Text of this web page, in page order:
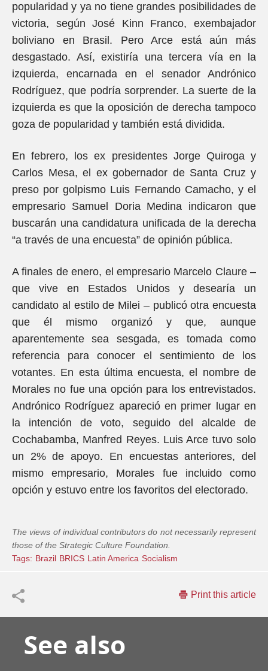
popularidad y ya no tiene grandes posibilidades de
victoria, según José Kinn Franco, exembajador
boliviano en Brasil. Pero Arce está aún más
desgastado. Así, existiría una tercera vía en la
izquierda, encarnada en el senador Andrónico
Rodríguez, que podría sorprender. La suerte de la
izquierda es que la oposición de derecha tampoco
goza de popularidad y también está dividida.
En febrero, los ex presidentes Jorge Quiroga y
Carlos Mesa, el ex gobernador de Santa Cruz y
preso por golpismo Luis Fernando Camacho, y el
empresario Samuel Doria Medina indicaron que
buscarán una candidatura unificada de la derecha
“a través de una encuesta” de opinión pública.
A finales de enero, el empresario Marcelo Claure –
que vive en Estados Unidos y desearía un
candidato al estilo de Milei – publicó otra encuesta
que él mismo organizó y que, aunque
aparentemente sea sesgada, es tomada como
referencia para conocer el sentimiento de los
votantes. En esta última encuesta, el nombre de
Morales no fue una opción para los entrevistados.
Andrónico Rodríguez apareció en primer lugar en
la intención de voto, seguido del alcalde de
Cochabamba, Manfred Reyes. Luis Arce tuvo solo
un 2% de apoyo. En encuestas anteriores, del
mismo empresario, Morales fue incluido como
opción y estuvo entre los favoritos del electorado.
The views of individual contributors do not necessarily represent
those of the Strategic Culture Foundation.
Tags: Brazil BRICS Latin America Socialism
Print this article
See also